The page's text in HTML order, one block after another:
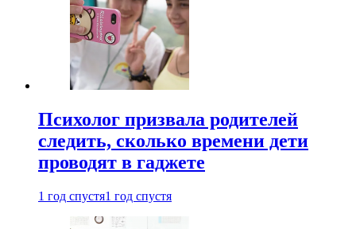
Психолог призвала родителей
следить, сколько времени дети
проводят в гаджете
1 год спустя1 год спустя